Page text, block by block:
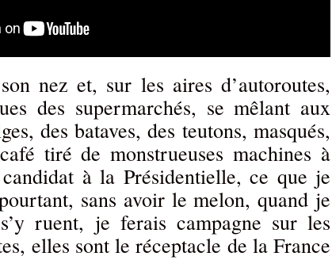
nez et, sur les aires d’autoroutes,
des supermarchés, se mêlant aux
des bataves, des teutons, masqués,
tiré de monstrueuses machines à
à la Présidentielle, ce que je
sans avoir le melon, quand je
ruent, je ferais campagne sur les
elles sont le réceptacle de la France